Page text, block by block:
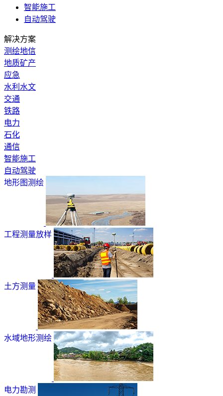
智能施工
自动驾驶
解决方案
测绘地信
地质矿产
应急
水利水文
交通
铁路
电力
石化
通信
智能施工
自动驾驶
地形图测绘
工程测量放样
土方测量
水域地形测绘
电力勘测